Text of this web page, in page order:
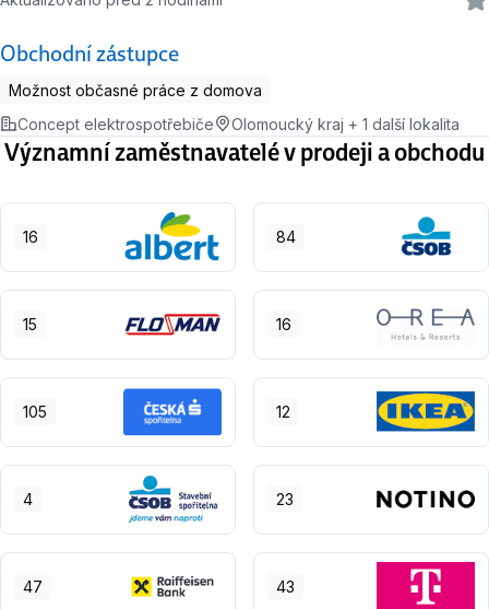
Obchodní zástupce
Možnost občasné práce z domova
Concept elektrospotřebiče
Olomoucký kraj + 1 další lokalita
Významní zaměstnavatelé v prodeji a obchodu
16 84
15 16
105 12
4 23
47 43